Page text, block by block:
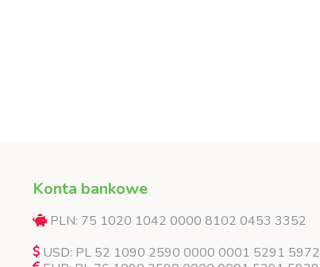
Konta bankowe
PLN: 75 1020 1042 0000 8102 0453 3352
USD: PL 52 1090 2590 0000 0001 5291 5972